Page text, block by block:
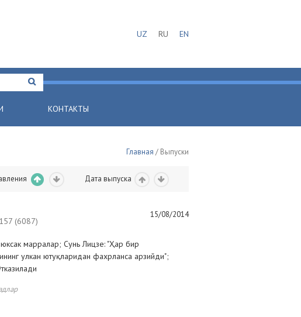
UZ RU EN
КОНТАКТЫ
Главная / Выпуски
Дата выпуска
15/08/2014
(6087)
марралар; Сунь Лицзе: "Ҳар бир
улкан ютуқларидан фахрланса арзийди";